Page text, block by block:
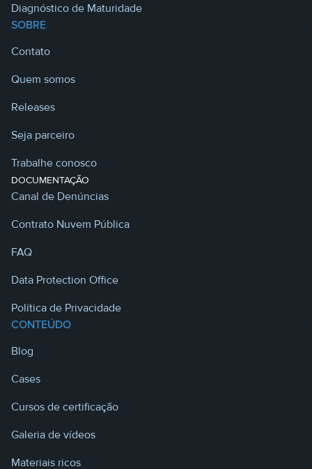
Diagnóstico de Maturidade
SOBRE
Contato
Quem somos
Releases
Seja parceiro
Trabalhe conosco
DOCUMENTAÇÃO
Canal de Denúncias
Contrato Nuvem Pública
FAQ
Data Protection Office
Política de Privacidade
CONTEÚDO
Blog
Cases
Cursos de certificação
Galeria de vídeos
Materiais ricos